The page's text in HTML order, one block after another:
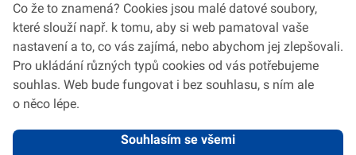
Co že to znamená? Cookies jsou malé datové soubory,
které slouží např. k tomu, aby si web pamatoval vaše
nastavení a to, co vás zajímá, nebo abychom jej zlepšovali.
Pro ukládání různých typů cookies od vás potřebujeme
souhlas. Web bude fungovat i bez souhlasu, s ním ale
o něco lépe.
Souhlasím se všemi